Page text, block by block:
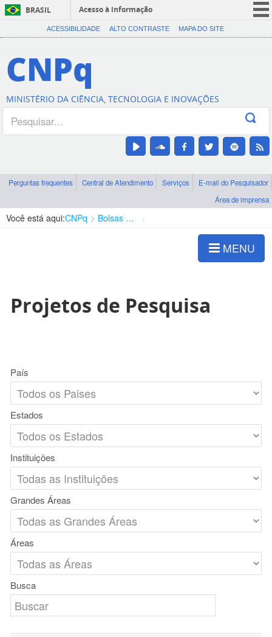
BRASIL
Acesso à informação
CORONAVÍRUS (COVID-19)
Canais
ACESSIBILIDADE ALTO CONTRASTE MAPA DO SITE
CNPq
MINISTÉRIO DA CIÊNCIA, TECNOLOGIA E INOVAÇÕES
Perguntas frequentes Central de Atendimento Serviços
E-mail do Pesquisador
Área de imprensa
Você está aqui:CNPq Bolsas e Auxílios Vigentes
MENU
Projetos de Pesquisa
País
Estados
Instituições
Grandes Áreas
Áreas
Busca